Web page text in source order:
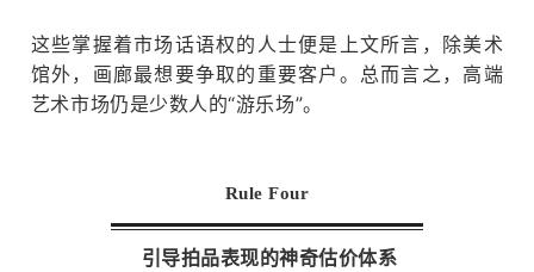
这些掌握着市场话语权的人士便是上文所言，除美术
馆外，画廊最想要争取的重要客户。 总而言之，高端
艺术市场仍是少数人的“游乐场”。
Rule Four
引导拍品表现的神奇估价体系